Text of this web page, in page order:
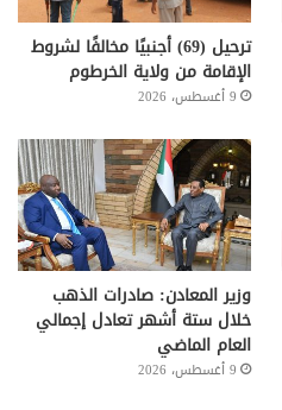
ترحيل (69) أجنبيًا مخالفًا لشروط
الإقامة من ولاية الخرطوم
9 أغسطس، 2026
وزير المعادن: صادرات الذهب
خلال ستة أشهر تعادل إجمالي
العام الماضي
9 أغسطس، 2026